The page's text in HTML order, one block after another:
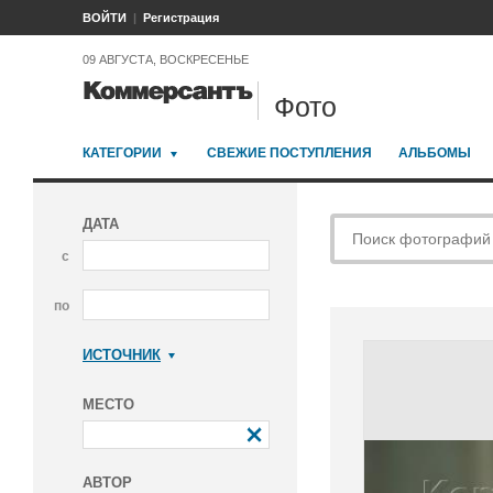
ВОЙТИ Регистрация
09 АВГУСТА, ВОСКРЕСЕНЬЕ
Фото
КАТЕГОРИИ СВЕЖИЕ ПОСТУПЛЕНИЯ АЛЬБОМЫ
ДАТА
с
по
ИСТОЧНИК
МЕСТО
АВТОР